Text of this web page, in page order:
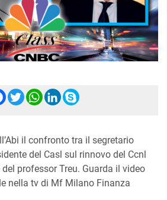
Facebook
Twitter
WhatsApp
LinkedIn
Skype
il confronto tra il segretario
del Casl sul rinnovo del Ccnl
professor Treu. Guarda il video
nella tv di Mf Milano Finanza